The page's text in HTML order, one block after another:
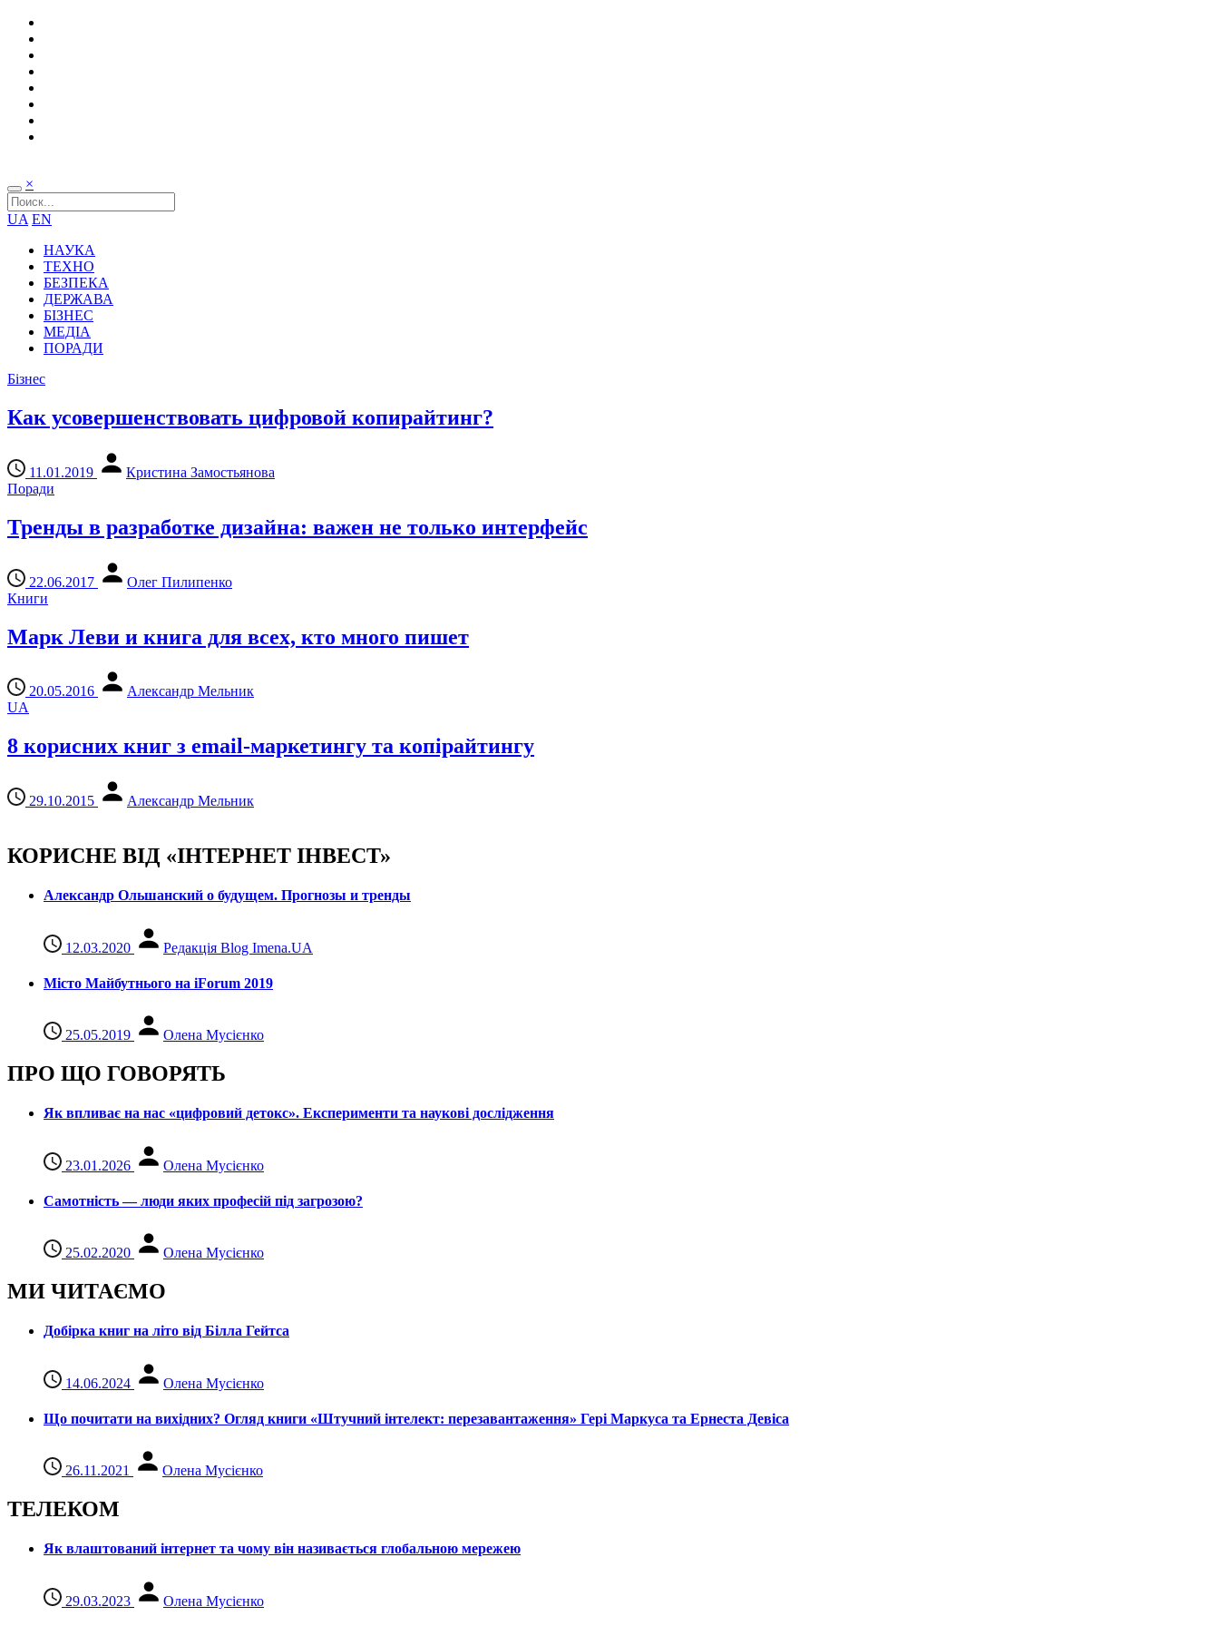
×
UA EN
НАУКА
ТЕХНО
БЕЗПЕКА
ДЕРЖАВА
БІЗНЕС
МЕДІА
ПОРАДИ
Бізнес
Как усовершенствовать цифровой копирайтинг?
11.01.2019
Кристина Замостьянова
Поради
Тренды в разработке дизайна: важен не только интерфейс
22.06.2017
Олег Пилипенко
Книги
Марк Леви и книга для всех, кто много пишет
20.05.2016
Александр Мельник
UA
8 корисних книг з email-маркетингу та копірайтингу
29.10.2015 Александр Мельник
КОРИСНЕ ВІД «ІНТЕРНЕТ ІНВЕСТ»
Александр Ольшанский о будущем. Прогнозы и тренды
12.03.2020 Редакція Blog Imena.UA
Місто Майбутнього на iForum 2019
25.05.2019 Олена Мусієнко
ПРО ЩО ГОВОРЯТЬ
Як впливає на нас «цифровий детокс». Експерименти та наукові дослідження
23.01.2026 Олена Мусієнко
Самотність — люди яких професій під загрозою?
25.02.2020 Олена Мусієнко
МИ ЧИТАЄМО
Добірка книг на літо від Білла Гейтса
14.06.2024 Олена Мусієнко
Що почитати на вихідних? Огляд книги «Штучний інтелект: перезавантаження» Гері Маркуса та Ернеста Девіса
26.11.2021 Олена Мусієнко
ТЕЛЕКОМ
Як влаштований інтернет та чому він називається глобальною мережею
29.03.2023 Олена Мусієнко